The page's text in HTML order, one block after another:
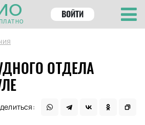
ВОЙТИ
ОТДЕЛА